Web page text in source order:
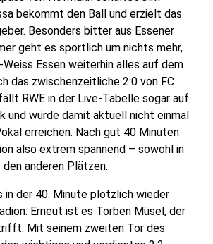
bekommt den Ball und erzielt das
Besonders bitter aus Essener
geht es sportlich um nichts mehr,
Essen weiterhin alles auf dem
das zwischenzeitliche 2:0 von FC
RWE in der Live-Tabelle sogar auf
und würde damit aktuell nicht einmal
erreichen. Nach gut 40 Minuten
also extrem spannend – sowohl in
anderen Plätzen.
in der 40. Minute plötzlich wieder
Erneut ist es Torben Müsel, der
Mit seinem zweiten Tor des